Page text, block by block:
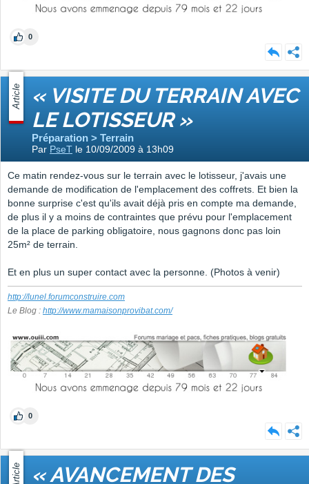
0
Article « VISITE DU TERRAIN AVEC
LE LOTISSEUR »
Préparation > Terrain
Par PseT le 10/09/2009 à 13h09
Ce matin rendez-vous sur le terrain avec le lotisseur, j'avais une
demande de modification de l'emplacement des coffrets. Et bien la
bonne surprise c'est qu'ils avait déjà pris en compte ma demande,
de plus il y a moins de contraintes que prévu pour l'emplacement
de la place de parking obligatoire, nous gagnons donc pas loin
25m² de terrain.
Et en plus un super contact avec la personne. (Photos à venir)
http://lunel.forumconstruire.com
Le Blog : http://www.mamaisonprovibat.com/
0
Article « AVANCEMENT DES